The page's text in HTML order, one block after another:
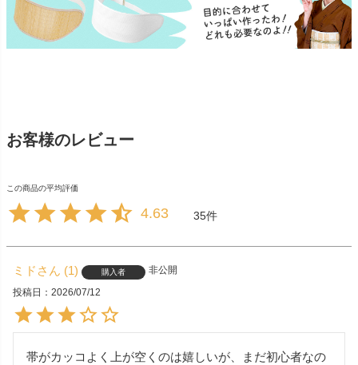
お客様のレビュー
4.63 35
ミド 1 購入者
非公開
投稿日
2026/07/12
帯がカッコよく上が空くのは嬉しいが、まだ初心者なの